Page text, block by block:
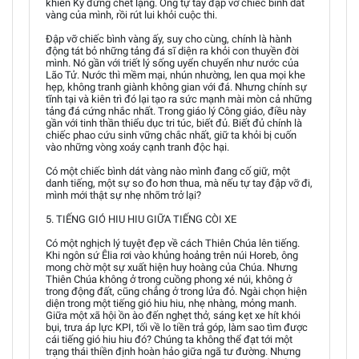
khiến Kỳ đứng chết lặng. Ông tự tay đập vỡ chiếc bình dát
vàng của mình, rồi rút lui khỏi cuộc thi.
Đập vỡ chiếc bình vàng ấy, suy cho cùng, chính là hành
động tát bỏ những tảng đá sĩ diện ra khỏi con thuyền đời
mình. Nó gần với triết lý sống uyển chuyển như nước của
Lão Tử. Nước thì mềm mại, nhún nhường, len qua mọi khe
hẹp, không tranh giành không gian với đá. Nhưng chính sự
tĩnh tại và kiên trì đó lại tạo ra sức mạnh mài mòn cả những
tảng đá cứng nhắc nhất. Trong giáo lý Công giáo, điều này
gần với tinh thần thiểu dục tri túc, biết đủ. Biết đủ chính là
chiếc phao cứu sinh vững chắc nhất, giữ ta khỏi bị cuốn
vào những vòng xoáy cạnh tranh độc hại.
Có một chiếc bình dát vàng nào mình đang cố giữ, một
danh tiếng, một sự so đo hơn thua, mà nếu tự tay đập vỡ đi,
mình mới thật sự nhẹ nhõm trở lại?
5. TIẾNG GIÓ HIU HIU GIỮA TIẾNG CÒI XE
Có một nghịch lý tuyệt đẹp về cách Thiên Chúa lên tiếng.
Khi ngôn sứ Êlia rơi vào khủng hoảng trên núi Horeb, ông
mong chờ một sự xuất hiện huy hoàng của Chúa. Nhưng
Thiên Chúa không ở trong cuồng phong xé núi, không ở
trong động đất, cũng chẳng ở trong lửa đỏ. Ngài chọn hiện
diện trong một tiếng gió hiu hiu, nhẹ nhàng, mỏng manh.
Giữa một xã hội ồn ào đến nghẹt thở, sáng kẹt xe hít khói
bụi, trưa áp lực KPI, tối về lo tiền trả góp, làm sao tìm được
cái tiếng gió hiu hiu đó? Chúng ta không thể đạt tới một
trạng thái thiền định hoàn hảo giữa ngã tư đường. Nhưng